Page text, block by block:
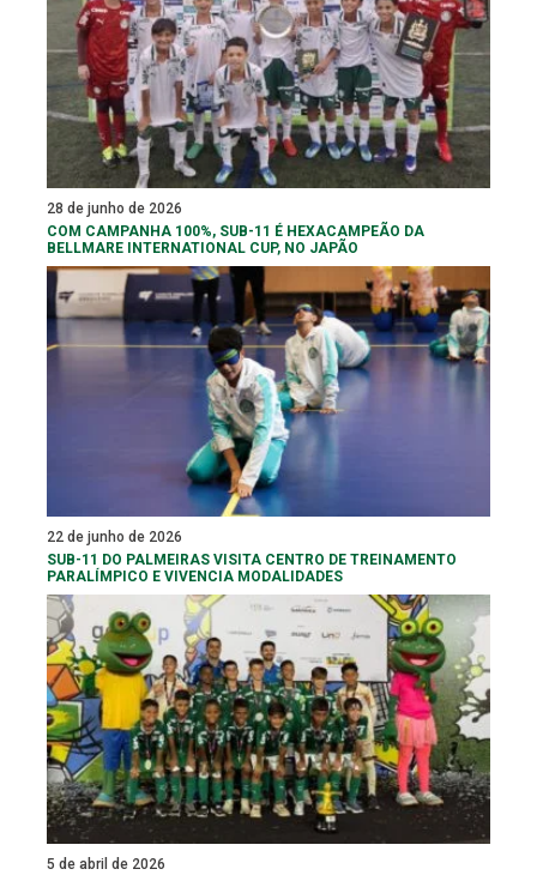
28 de junho de 2026
COM CAMPANHA 100%, SUB-11 É HEXACAMPEÃO DA
BELLMARE INTERNATIONAL CUP, NO JAPÃO
22 de junho de 2026
SUB-11 DO PALMEIRAS VISITA CENTRO DE TREINAMENTO
PARALÍMPICO E VIVENCIA MODALIDADES
5 de abril de 2026